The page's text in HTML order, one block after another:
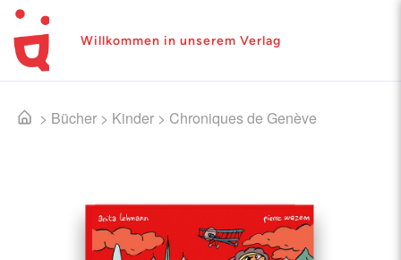
Willkommen in unserem Verlag
> Bücher > Kinder > Chroniques de Genève